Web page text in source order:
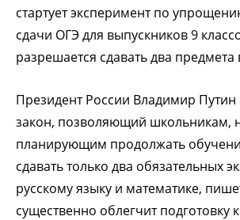
стартует эксперимент по
сдачи ОГЭ для выпускников 9
разрешается сдавать два предмета
Президент России Владимир Путин
закон, позволяющий школьникам,
планирующим продолжать
сдавать только два обязательных
русскому языку и математике,
существенно облегчит подготовку